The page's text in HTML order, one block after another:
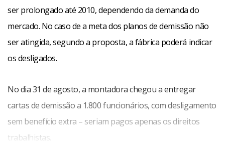
ser prolongado até 2010, dependendo da demanda do
mercado. No caso de a meta dos planos de demissão não
ser atingida, segundo a proposta, a fábrica poderá indicar
os desligados.
No dia 31 de agosto, a montadora chegou a entregar
cartas de demissão a 1.800 funcionários, com desligamento
sem benefício extra – seriam pagos apenas os direitos
trabalhistas.